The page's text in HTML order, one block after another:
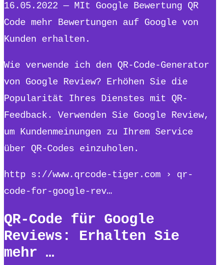
16.05.2022 — MIt Google Bewertung QR
Code mehr Bewertungen auf Google von
Kunden erhalten.
Wie verwende ich den QR-Code-Generator
von Google Review? Erhöhen Sie die
Popularität Ihres Dienstes mit QR-
Feedback. Verwenden Sie Google Review,
um Kundenmeinungen zu Ihrem Service
über QR-Codes einzuholen.
http s://www.qrcode-tiger.com › qr-
code-for-google-rev…
QR-Code für Google
Reviews: Erhalten Sie
mehr …